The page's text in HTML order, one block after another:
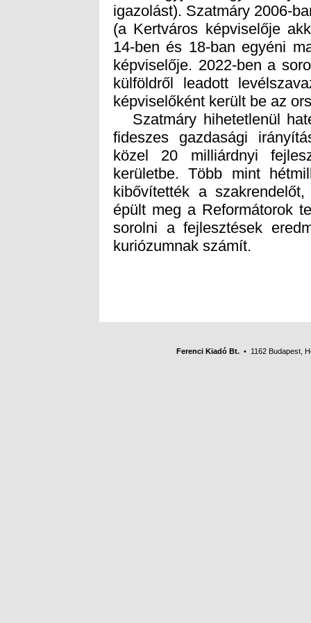
képviselőként került be az
Szatmáry hihetetlenül
fideszes gazdasági
közel 20 milliárdnyi
kerületbe. Több mint
kibővítették a
épült meg a Reformátorok
sorolni a fejlesztések
kuriózumnak számít.
Ferenci Kiadó Bt. • 1162 Budapest,